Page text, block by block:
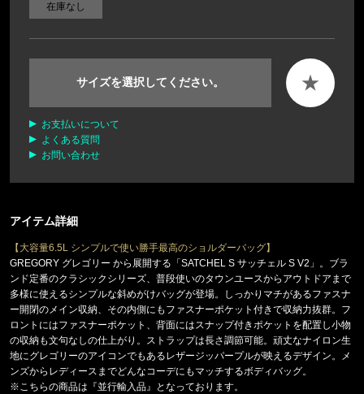
在庫なし
サイズを選択してください。 ★
お支払いについて
よくある質問
お問い合わせ
アイテム詳細
【大容量6.5L シンプルで使い勝手最高のショルダーバッグ】
GREGORY グレゴリー から展開する「SATCHEL S サッチェル S V2」。ブラ
ンド定番のクラシックシリーズ、普段使いのタウンユースからアウトドアまで
多様に使えるシンプルな斜めがけバッグが登場。しっかりマチがあるファスナ
ー開閉のメイン収納、その内側にもファスナーポケット付きで収納力抜群。フ
ロントにはファスナーポケット、背面にはスナップ付きポケットを配置し小物
の収納も文句なしの仕上がり。ストラップは長さ調節可能。頑丈なナイロン生
地にグレゴリーのアイコンでもあるレザージッパープルが映えるデザイン。メ
ンズからレディースまでどんなコーデにもマッチするボディバッグ。
※こちらの商品は『並行輸入品』となっております。